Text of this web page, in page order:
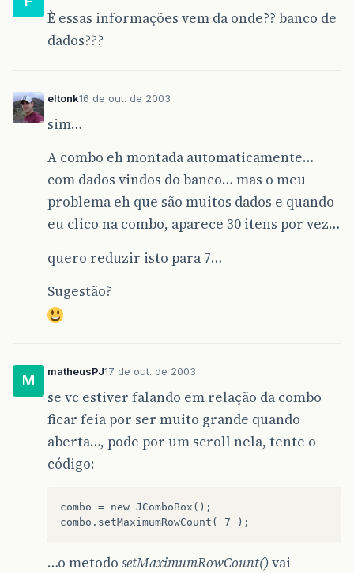
È essas informações vem da onde?? banco de
dados???
eltonk16 de out. de 2003
sim…
A combo eh montada automaticamente…
com dados vindos do banco… mas o meu
problema eh que são muitos dados e quando
eu clico na combo, aparece 30 itens por vez…
quero reduzir isto para 7…
Sugestão?
M
matheusPJ17 de out. de 2003
se vc estiver falando em relação da combo
ficar feia por ser muito grande quando
aberta…, pode por um scroll nela, tente o
código:
combo = new JComboBox();
…o metodo setMaximumRowCount()vai